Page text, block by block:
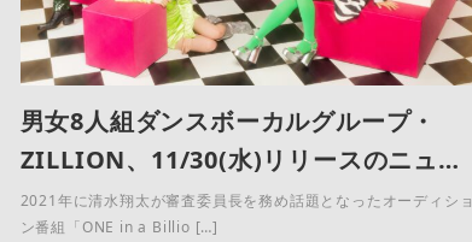
男女8人組ダンスボーカルグループ・
ZILLION、11/30(水)リリースのニュ…
2021年に清水翔太が審査委員長を務め話題となったオーディショ
ン番組「ONE in a Billio […]